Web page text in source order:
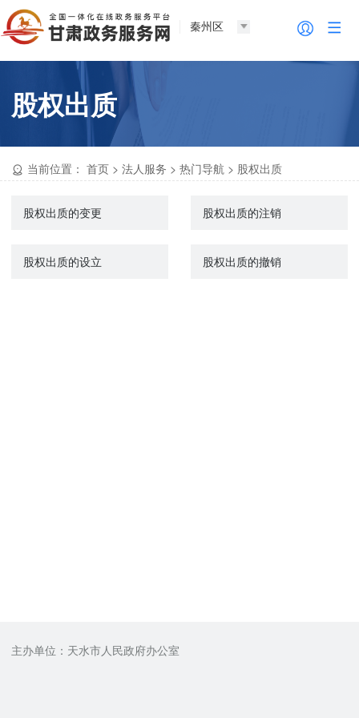
秦州区
股权出质
当前位置：首页 >法人服务 >热门导航 > 股权出质
股权出质的变更 股权出质的注销
股权出质的设立 股权出质的撤销
主办单位：天水市人民政府办公室